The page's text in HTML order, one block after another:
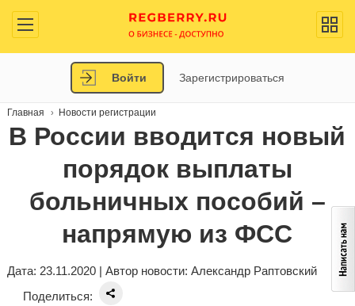
Войти Зарегистрироваться
Главная Новости регистрации
В России вводится новый
порядок выплаты
больничных пособий –
напрямую из ФСС
Дата: 23.11.2020 | Автор новости: Александр Раптовский
Поделиться: